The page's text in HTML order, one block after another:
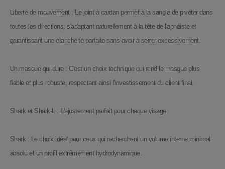
Liberté de mouvement : Le joint à cardan permet à la sangle de pivoter dans
toutes les directions, s'adaptant naturellement à la tête de l'apnéiste et
garantissant une étanchéité parfaite sans avoir à serrer excessivement.
Un masque qui dure : C'est un choix technique qui rend le masque plus
fiable et plus robuste, respectant ainsi l'investissement du client final.
Shark et Shark-L : L'ajustement parfait pour chaque visage
Shark : Le choix idéal pour ceux qui recherchent un volume interne minimal
absolu et un profil extrêmement hydrodynamique.